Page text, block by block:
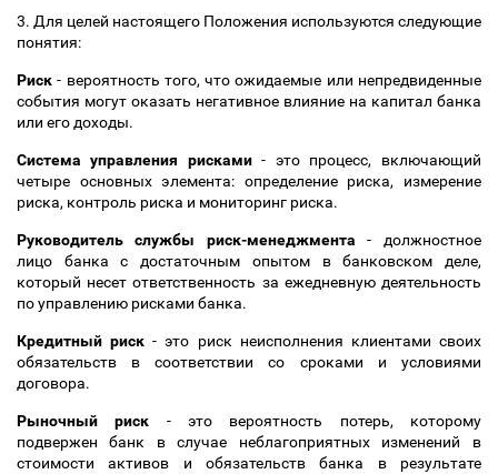
3. Для целей настоящего Положения используются следующие
понятия:
Риск - вероятность того, что ожидаемые или непредвиденные
события могут оказать негативное влияние на капитал банка
или его доходы.
Система управления рисками - это процесс, включающий
четыре основных элемента: определение риска, измерение
риска, контроль риска и мониторинг риска.
Руководитель службы риск-менеджмента - должностное
лицо банка с достаточным опытом в банковском деле,
который несет ответственность за ежедневную деятельность
по управлению рисками банка.
Кредитный риск - это риск неисполнения клиентами своих
обязательств в соответствии со сроками и условиями
договора.
Рыночный риск - это вероятность потерь, которому
подвержен банк в случае неблагоприятных изменений в
стоимости активов и обязательств банка в результате